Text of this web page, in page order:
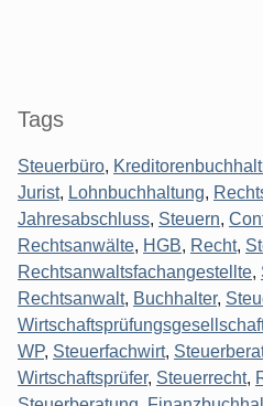
Tags
Steuerbüro,
Jurist, Lohnbuchhaltung,
Jahresabschluss, Steuern,
Rechtsanwälte, HGB, Recht,
Rechtsanwaltsfachangestellte,
Rechtsanwalt, Buchhalter,
WP, Steuerfachwirt,
Wirtschaftsprüfer, Steuerrecht,